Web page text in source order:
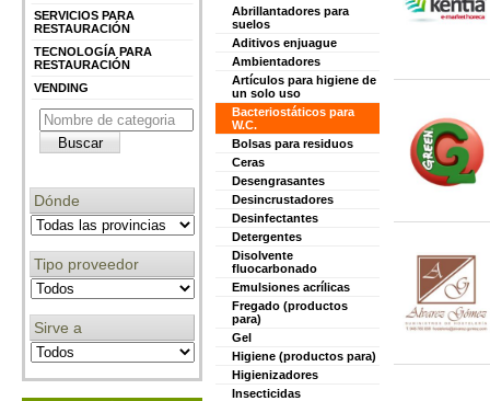
SERVICIOS PARA
RESTAURACIÓN
TECNOLOGÍA PARA
RESTAURACIÓN
VENDING
Dónde
Tipo proveedor
Sirve a
Abrillantadores para
suelos
Aditivos enjuague
Ambientadores
Artículos para higiene de
un solo uso
Bacteriostáticos para
W.C.
Bolsas para residuos
Ceras
Desengrasantes
Desincrustadores
Desinfectantes
Detergentes
Disolvente
fluocarbonado
Emulsiones acrílicas
Fregado (productos
para)
Gel
Higiene (productos para)
Higienizadores
Insecticidas